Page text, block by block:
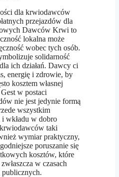
dla krwiodawców
przejazdów dla
Dawców Krwi to
lokalna może
wobec tych osób.
solidarność
ich działań. Dawcy ci
energię i zdrowie, by
kosztem własnej
w postaci
nie jest jedynie formą
wszystkim
i wkładu w dobro
taki
wymiar praktyczny,
poruszanie się
kosztów, które
w czasach
publicznych.